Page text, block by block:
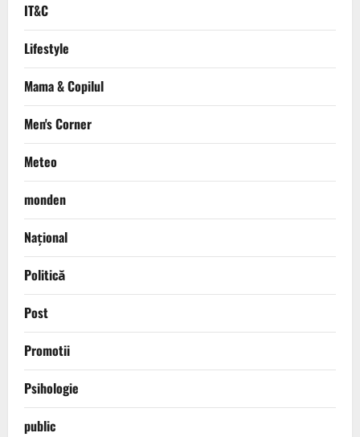
IT&C
Lifestyle
Mama & Copilul
Men's Corner
Meteo
monden
Național
Politică
Post
Promotii
Psihologie
public